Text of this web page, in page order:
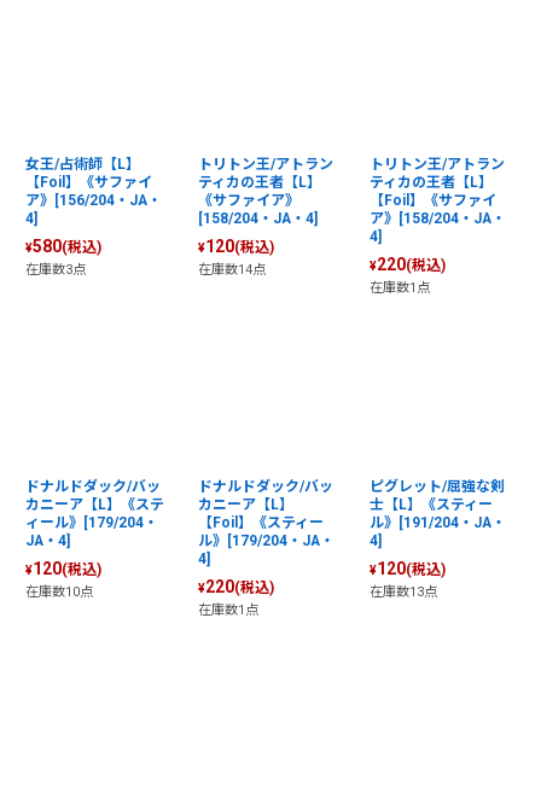
女王/占術師【L】
【Foil】《サファイ
ア》[156/204・JA・
4]
¥580(税込)
在庫数3点
トリトン王/アトラン
ティカの王者【L】
《サファイア》
[158/204・JA・4]
¥120(税込)
在庫数14点
トリトン王/アトラン
ティカの王者【L】
【Foil】《サファイ
ア》[158/204・JA・
4]
¥220(税込)
在庫数1点
ドナルドダック/バッ
カニーア【L】《ステ
ィール》[179/204・
JA・4]
¥120(税込)
在庫数10点
ドナルドダック/バッ
カニーア【L】
【Foil】《スティー
ル》[179/204・JA・
4]
¥220(税込)
在庫数1点
ピグレット/屈強な剣
士【L】《スティー
ル》[191/204・JA・
4]
¥120(税込)
在庫数13点